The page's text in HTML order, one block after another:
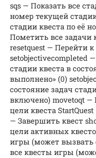
sqs — Показать все
номер текущей
стадии квеста по её
Пометить все задачи
resetquest — Перейти к
setobjectivecompleted
стадии квеста в
выполнено» (0)
состояние задач
включено) movetoqt —
цели квеста
— Завершить квест
цели активных
игры (может вызвать
все квесты игры